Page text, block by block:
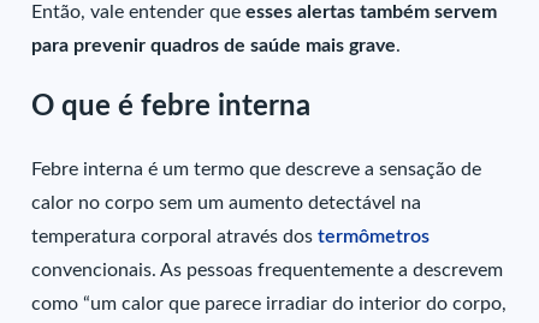
Então, vale entender queesses alertas também servem
para prevenir quadros de saúde mais grave.
O que é febre interna
Febre interna é um termo que descreve a sensação de
calor no corpo sem um aumento detectável na
temperatura corporal através dostermômetros
convencionais. As pessoas frequentemente a descrevem
como “um calor que parece irradiar do interior do corpo,